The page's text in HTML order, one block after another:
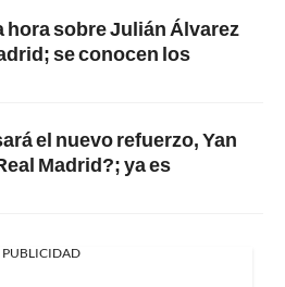
hora sobre Julián Álvarez
se conocen los
el nuevo refuerzo, Yan
Madrid?; ya es
PUBLICIDAD